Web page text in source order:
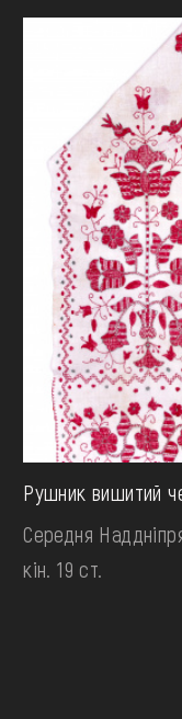
Рушник вишитий
Середня
кін. 19 ст.